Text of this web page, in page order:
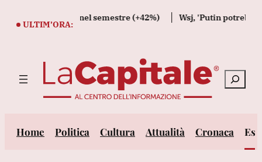
ULTIM’ORA:
1,06 miliardi nel semestre (+42%) Wsj, 'Putin potrebbe
Cerca
Home Politica Cultura Attualità Cronaca